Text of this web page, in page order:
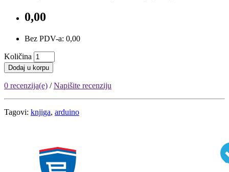
0,00
Bez PDV-a: 0,00
Količina
Dodaj u korpu
0 recenzija(e) /Napišite recenziju
Tagovi: knjiga, arduino